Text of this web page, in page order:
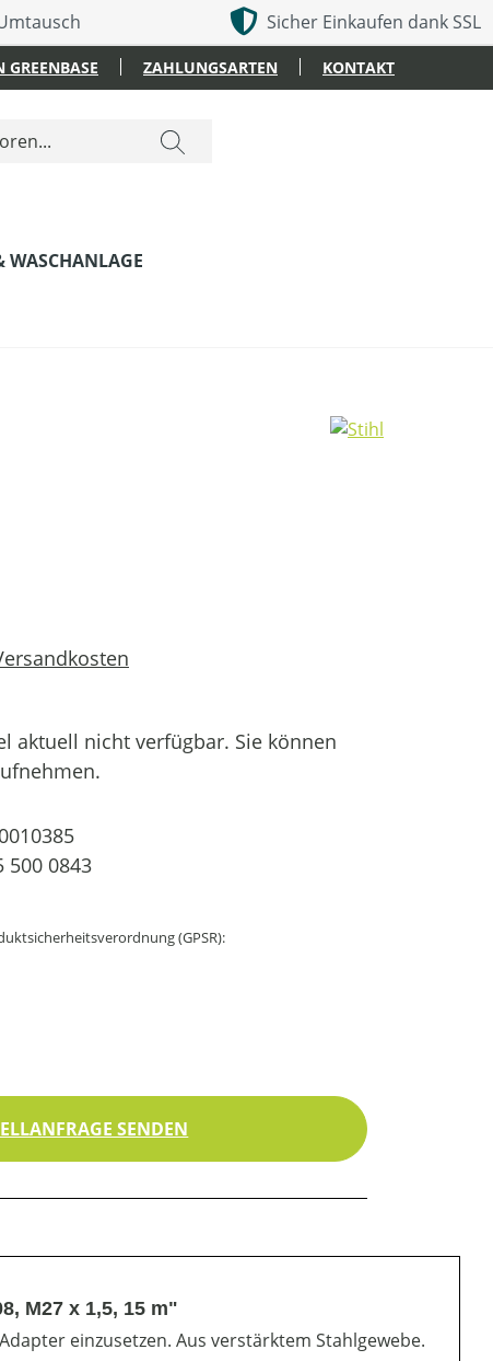
Sicher Einkaufen dank SSL
ZAHLUNGSARTEN KONTAKT
WASCHANLAGE
aktuell nicht verfügbar. Sie können
500 0843
(GPSR):
SENDEN
M27 x 1,5, 15 m"
einzusetzen. Aus verstärktem Stahlgewebe.